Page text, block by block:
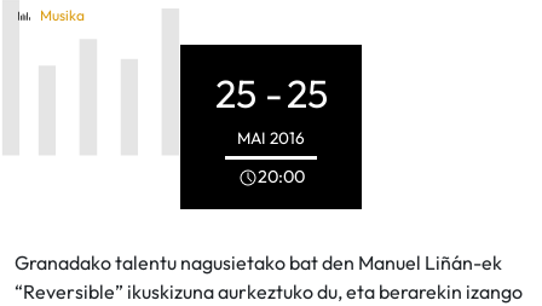
Musika
25 -25
MAI 2016
20:00
Granadako talentu nagusietako bat den Manuel Liñán-ek
“Reversible” ikuskizuna aurkeztuko du, eta berarekin izango